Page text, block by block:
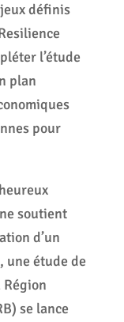
définis
l’étude
plan
pour
soutient
d’un
une étude de
se lance